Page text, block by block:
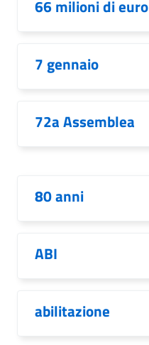
66 milioni di euro
7 gennaio
72a Assemblea
80 anni
ABI
abilitazione